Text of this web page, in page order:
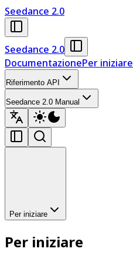
Seedance 2.0
Seedance 2.0
DocumentazionePer iniziare
Riferimento API
Seedance 2.0 Manual
Per iniziare
Per iniziare